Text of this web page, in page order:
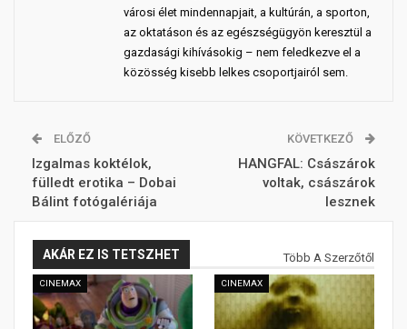
városi élet mindennapjait, a kultúrán, a sporton,
az oktatáson és az egészségügyön keresztül a
gazdasági kihívásokig – nem feledkezve el a
közösség kisebb lelkes csoportjairól sem.
ELŐZŐ
Izgalmas koktélok,
fülledt erotika – Dobai
Bálint fotógalériája
KÖVETKEZŐ
HANGFAL: Császárok
voltak, császárok
lesznek
AKÁR EZ IS TETSZHET Több A Szerzőtől
CINEMAX CINEMAX